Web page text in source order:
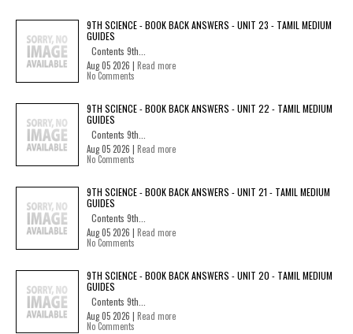
9TH SCIENCE - BOOK BACK ANSWERS - UNIT 23 - TAMIL MEDIUM
GUIDES
Contents 9th...
Aug 05 2026 | Read more
No Comments
9TH SCIENCE - BOOK BACK ANSWERS - UNIT 22 - TAMIL MEDIUM
GUIDES
Contents 9th...
Aug 05 2026 | Read more
No Comments
9TH SCIENCE - BOOK BACK ANSWERS - UNIT 21 - TAMIL MEDIUM
GUIDES
Contents 9th...
Aug 05 2026 | Read more
No Comments
9TH SCIENCE - BOOK BACK ANSWERS - UNIT 20 - TAMIL MEDIUM
GUIDES
Contents 9th...
Aug 05 2026 | Read more
No Comments